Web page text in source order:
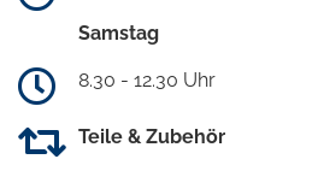
Samstag
8.30 - 12.30 Uhr
Teile & Zubehör